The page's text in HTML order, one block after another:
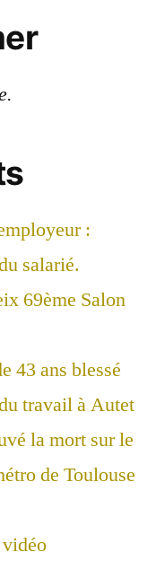
:
salarié.
69ème Salon
43 ans blessé
travail à Autet
la mort sur le
de Toulouse